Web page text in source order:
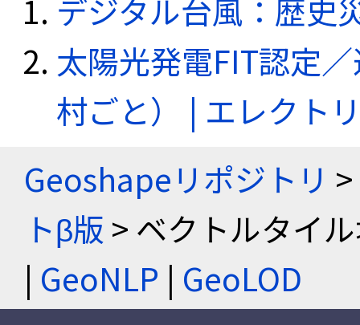
デジタル台風：歴史
太陽光発電FIT認定
村ごと） | エレクト
Geoshapeリポジトリ >
トβ版 > ベクトルタイ
| GeoNLP | GeoLOD